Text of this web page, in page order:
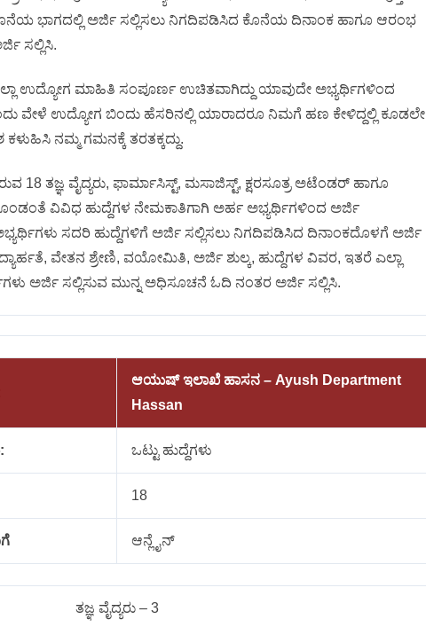
ಭಾಗದಲ್ಲಿ ಅರ್ಜಿ ಸಲ್ಲಿಸಲು ನಿಗದಿಪಡಿಸಿದ ಕೊನೆಯ ದಿನಾಂಕ ಹಾಗೂ ಆರಂಭ
ಸಲ್ಲಿಸಿ.
ಉದ್ಯೋಗ ಮಾಹಿತಿ ಸಂಪೂರ್ಣ ಉಚಿತವಾಗಿದ್ದು ಯಾವುದೇ ಅಭ್ಯರ್ಥಿಗಳಿಂದ
ವೇಳೆ ಉದ್ಯೋಗ ಬಿಂದು ಹೆಸರಿನಲ್ಲಿ ಯಾರಾದರೂ ನಿಮಗೆ ಹಣ ಕೇಳಿದ್ದಲ್ಲಿ ಕೂಡಲೇ
ನಮ್ಮ ಗಮನಕ್ಕೆ ತರತಕ್ಕದ್ದು.
18 ತಜ್ಞ ವೈದ್ಯರು, ಫಾರ್ಮಾಸಿಸ್ಟ್, ಮಸಾಜಿಸ್ಟ್, ಕ್ಷರಸೂತ್ರ ಅಟೆಂಡರ್ ಹಾಗೂ
ವಿವಿಧ ಹುದ್ದೆಗಳ ನೇಮಕಾತಿಗಾಗಿ ಅರ್ಹ ಅಭ್ಯರ್ಥಿಗಳಿಂದ ಅರ್ಜಿ
ಸದರಿ ಹುದ್ದೆಗಳಿಗೆ ಅರ್ಜಿ ಸಲ್ಲಿಸಲು ನಿಗದಿಪಡಿಸಿದ ದಿನಾಂಕದೊಳಗೆ ಅರ್ಜಿ
ವೇತನ ಶ್ರೇಣಿ, ವಯೋಮಿತಿ, ಅರ್ಜಿ ಶುಲ್ಕ, ಹುದ್ದೆಗಳ ವಿವರ, ಇತರೆ ಎಲ್ಲಾ
ಅರ್ಜಿ ಸಲ್ಲಿಸುವ ಮುನ್ನ ಅಧಿಸೂಚನೆ ಓದಿ ನಂತರ ಅರ್ಜಿ ಸಲ್ಲಿಸಿ.
ಆಯುಷ್ ಇಲಾಖೆ ಹಾಸನ – Ayush Department
Hassan
ಒಟ್ಟು ಹುದ್ದೆಗಳು
18
ಆನ್ಲೈನ್
ತಜ್ಞ ವೈದ್ಯರು – 3